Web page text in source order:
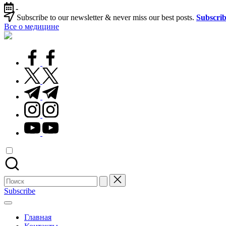
Перейти
к
содержимому
-
Subscribe to our newsletter & never miss our best posts.
Все о медицине
Лечитесь
facebook.com
twitter.com
t.me
instagram.com
youtube.com
Поиск
для:
Subscribe
Главная